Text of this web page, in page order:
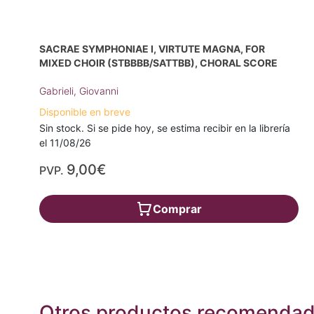
SACRAE SYMPHONIAE I, VIRTUTE MAGNA, FOR
MIXED CHOIR (STBBBB/SATTBB), CHORAL SCORE
Gabrieli, Giovanni
Disponible en breve
Sin stock. Si se pide hoy, se estima recibir en la librería
el 11/08/26
PVP. 9,00€
Comprar